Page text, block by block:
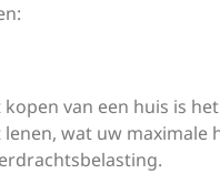
van een huis is
wat uw